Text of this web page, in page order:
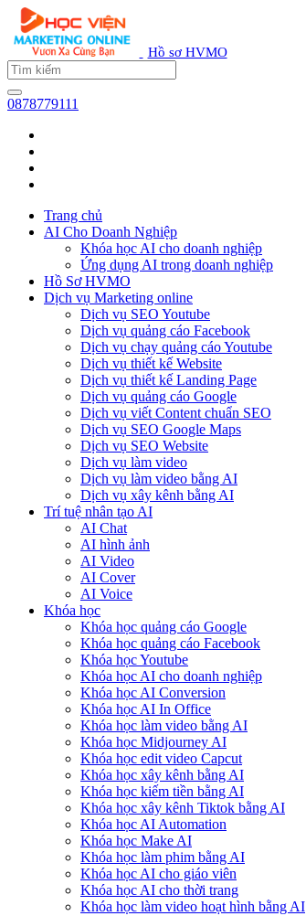
Hồ sơ HVMO
0878779111
Trang chủ
AI Cho Doanh Nghiệp
Khóa học AI cho doanh nghiệp
Ứng dụng AI trong doanh nghiệp
Hồ Sơ HVMO
Dịch vụ Marketing online
Dịch vụ SEO Youtube
Dịch vụ quảng cáo Facebook
Dịch vụ chạy quảng cáo Youtube
Dịch vụ thiết kế Website
Dịch vụ thiết kế Landing Page
Dịch vụ quảng cáo Google
Dịch vụ viết Content chuẩn SEO
Dịch vụ SEO Google Maps
Dịch vụ SEO Website
Dịch vụ làm video
Dịch vụ làm video bằng AI
Dịch vụ xây kênh bằng AI
Trí tuệ nhân tạo AI
AI Chat
AI hình ảnh
AI Video
AI Cover
AI Voice
Khóa học
Khóa học quảng cáo Google
Khóa học quảng cáo Facebook
Khóa học Youtube
Khóa học AI cho doanh nghiệp
Khóa học AI Conversion
Khóa học AI In Office
Khóa học làm video bằng AI
Khóa học Midjourney AI
Khóa học edit video Capcut
Khóa học xây kênh bằng AI
Khóa học kiếm tiền bằng AI
Khóa học xây kênh Tiktok bằng AI
Khóa học AI Automation
Khóa học Make AI
Khóa học làm phim bằng AI
Khóa học AI cho giáo viên
Khóa học AI cho thời trang
Khóa học làm video hoạt hình bằng AI